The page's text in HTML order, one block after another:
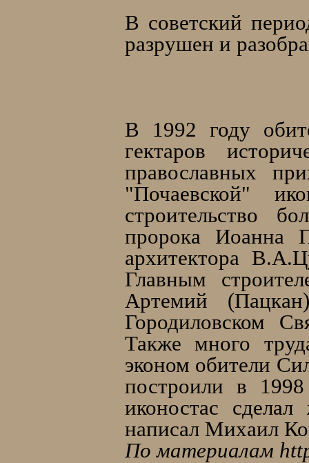
В советский
разрушен и
В 1992 году
гектаров
православных
"Почаевской"
строительство
пророка Иоанна
архитектора
Главным
Артемий
Городиловском
Также много
эконом обители
построили в
иконостас
написал Михаил
По материалам